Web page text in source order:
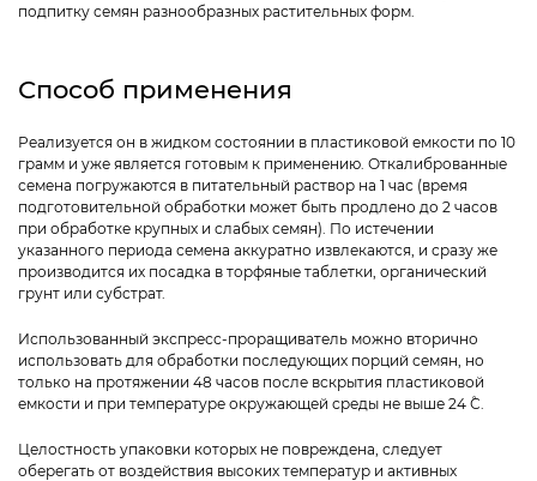
подпитку семян разнообразных растительных форм.
Способ применения
Реализуется он в жидком состоянии в пластиковой емкости по 10
грамм и уже является готовым к применению. Откалиброванные
семена погружаются в питательный раствор на 1 час (время
подготовительной обработки может быть продлено до 2 часов
при обработке крупных и слабых семян). По истечении
указанного периода семена аккуратно извлекаются, и сразу же
производится их посадка в торфяные таблетки, органический
грунт или субстрат.
Использованный экспресс-проращиватель можно вторично
использовать для обработки последующих порций семян, но
только на протяжении 48 часов после вскрытия пластиковой
емкости и при температуре окружающей среды не выше 24 ˚С.
Целостность упаковки которых не повреждена, следует
оберегать от воздействия высоких температур и активных